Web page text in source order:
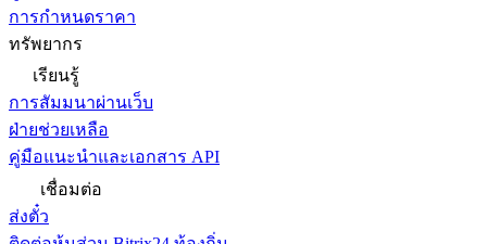
การกำหนดราคา
ทรัพยากร
เรียนรู้
การสัมมนาผ่านเว็บ
ฝ่ายช่วยเหลือ
คู่มือแนะนำและเอกสาร API
เชื่อมต่อ
ส่งตั๋ว